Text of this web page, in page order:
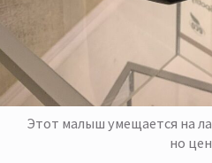
Этот малыш умещается на
но